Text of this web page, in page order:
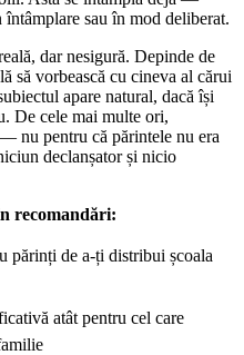
întâmplare sau în mod deliberat.
dar nesigură. Depinde de
să vorbească cu cineva al cărui
apare natural, dacă își
De cele mai multe ori,
nu pentru că părintele nu era
declanșator și nicio
recomandări:
părinți de a-ți distribui școala
atât pentru cel care